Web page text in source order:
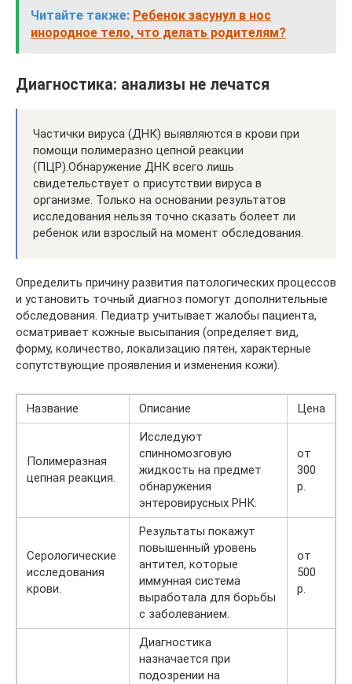
Читайте также: Ребенок засунул в нос
инородное тело, что делать родителям?
Диагностика: анализы не лечатся
Частички вируса (ДНК) выявляются в крови при
помощи полимеразно цепной реакции
(ПЦР).Обнаружение ДНК всего лишь
свидетельствует о присутствии вируса в
организме. Только на основании результатов
исследования нельзя точно сказать болеет ли
ребенок или взрослый на момент обследования.
Определить причину развития патологических процессов
и установить точный диагноз помогут дополнительные
обследования. Педиатр учитывает жалобы пациента,
осматривает кожные высыпания (определяет вид,
форму, количество, локализацию пятен, характерные
сопутствующие проявления и изменения кожи).
Название Описание Цена
Полимеразная
цепная реакция.
Исследуют
спинномозговую
жидкость на предмет
обнаружения
энтеровирусных РНК.
от
300
р.
Серологические
исследования
крови.
Результаты покажут
повышенный уровень
антител, которые
иммунная система
выработала для борьбы
с заболеванием.
от
500
р.
Диагностика
назначается при
подозрении на